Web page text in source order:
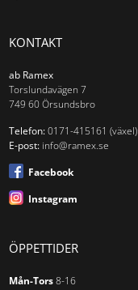
KONTAKT
ab Ramex
Torslundavägen 7
749 60 Örsundsbro
Telefon: 0171-415161 (växel)
E-post: info@ramex.se
Facebook
Instagram
ÖPPETTIDER
Mån-Tors 8-16